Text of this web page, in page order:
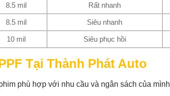
8.5 mil Rất nhanh
8.5 mil Siêu nhanh
10 mil Siêu phục hồi
Tại Thành Phát Auto
phù hợp với nhu cầu và ngân sách của mình